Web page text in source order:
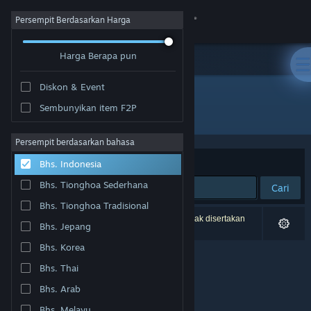
Login
Tentang
Bantuan
Ubah bahasa
Dapatkan Aplikasi Seluler Steam
Lihat situs web desktop
Persempit Berdasarkan Harga
Harga Berapa pun
Diskon & Event
Sembunyikan item F2P
Persempit berdasarkan bahasa
Bhs. Indonesia
Bhs. Tionghoa Sederhana
Bhs. Tionghoa Tradisional
Bhs. Jepang
Bhs. Korea
Bhs. Thai
Bhs. Arab
Pengembang: Natsumi
Berdasarkan Relevansi
Cari
0 hasil cocok dengan pencarianmu. 1 produk tidak disertakan
berdasarkan preferensimu.